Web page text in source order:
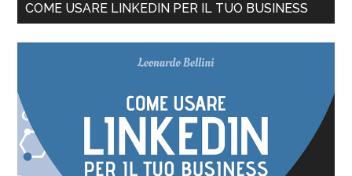
COME USARE LINKEDIN PER IL TUO BUSINESS